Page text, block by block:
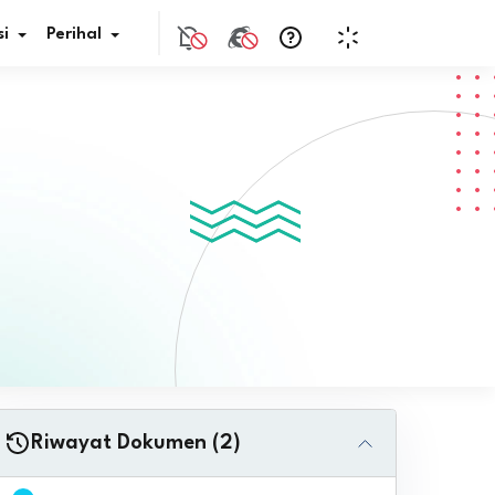
JDIH
Perihal
Riwayat Dokumen (2)